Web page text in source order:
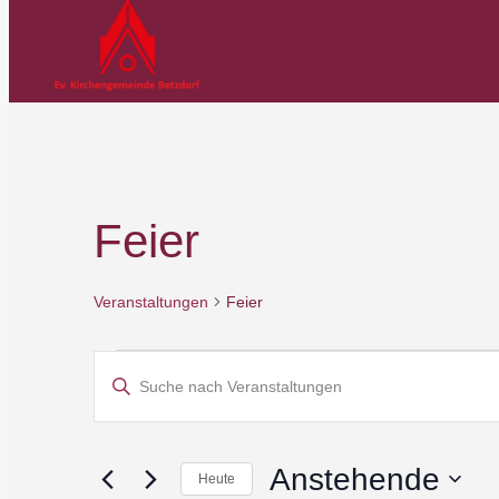
Feier
Veranstaltungen Feier
Veranstaltungen
Veranstaltungen
Suche
Bitte
nach
Heute Anstehende